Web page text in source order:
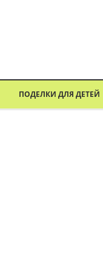
ПОДЕЛКИ ДЛЯ ДЕТЕЙ